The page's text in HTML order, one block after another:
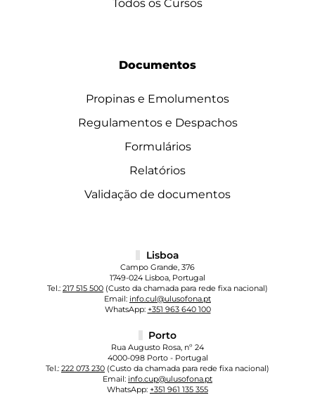
Todos os Cursos
Documentos
Propinas e Emolumentos
Regulamentos e Despachos
Formulários
Relatórios
Validação de documentos
Lisboa
Campo Grande, 376
1749-024 Lisboa, Portugal
Tel.: 217 515 500 (Custo da chamada para rede fixa nacional)
Email: info.cul@ulusofona.pt
WhatsApp: +351 963 640 100
Porto
Rua Augusto Rosa, nº 24
4000-098 Porto - Portugal
Tel.: 222 073 230 (Custo da chamada para rede fixa nacional)
Email: info.cup@ulusofona.pt
WhatsApp: +351 961 135 355